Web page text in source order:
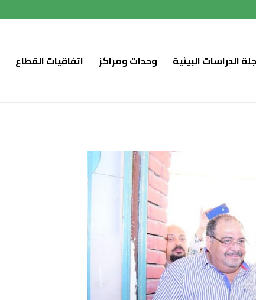
اتفاقيات القطاع وحدات ومراكز الدراسات البيئية